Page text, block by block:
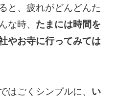
と、疲れがどんどんた
な時、 たまには時間を
やお寺に行ってみては
ごくシンプルに、 い